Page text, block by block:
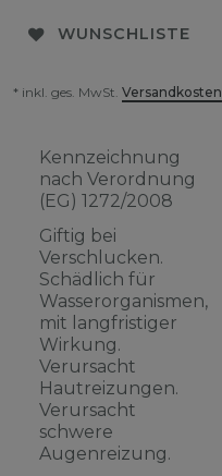
WUNSCHLISTE
* inkl. ges. MwSt. Versandkosten
Kennzeichnung
nach Verordnung
(EG) 1272/2008
Giftig bei
Verschlucken.
Schädlich für
Wasserorganismen,
mit langfristiger
Wirkung.
Verursacht
Hautreizungen.
Verursacht
schwere
Augenreizung.